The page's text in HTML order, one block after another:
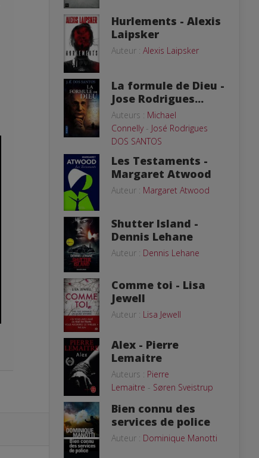
Hurlements - Alexis
Laipsker
Auteur : Alexis Laipsker
La formule de Dieu -
Jose Rodrigues...
Auteurs : Michael
Connelly- José Rodrigues
DOS SANTOS
Les Testaments -
Margaret Atwood
Auteur : Margaret Atwood
Shutter Island -
Dennis Lehane
Auteur : Dennis Lehane
Comme toi - Lisa
Jewell
Auteur : Lisa Jewell
Alex - Pierre
Lemaitre
Auteurs : Pierre
Lemaitre - Søren Sveistrup
Bien connu des
services de police
Auteur : Dominique Manotti